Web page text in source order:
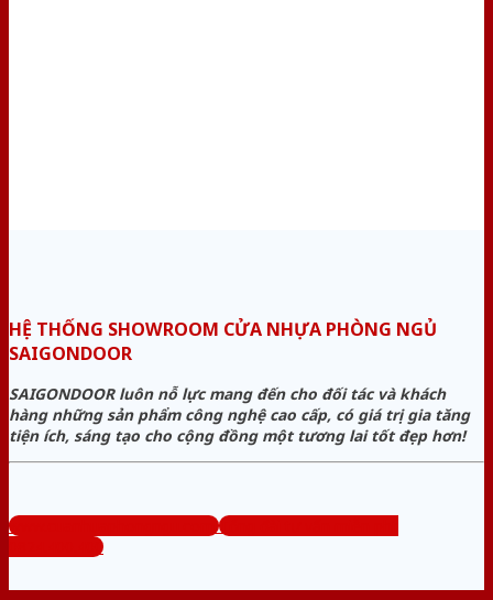
HỆ THỐNG SHOWROOM CỬA NHỰA PHÒNG NGỦ
SAIGONDOOR
SAIGONDOOR luôn nỗ lực mang đến cho đối tác và khách
hàng những sản phẩm công nghệ cao cấp, có giá trị gia tăng
tiện ích, sáng tạo cho cộng đồng một tương lai tốt đẹp hơn!
www.cuanhuaphongngu.com
Tổng đài tư vấn miễn phí:
0824.400.400